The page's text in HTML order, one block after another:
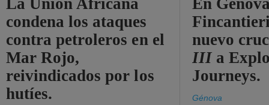
La Unión Africana
condena los ataques
contra petroleros en el
Mar Rojo,
reivindicados por los
hutíes.
En
nuevo
III a
Journeys.
Génova